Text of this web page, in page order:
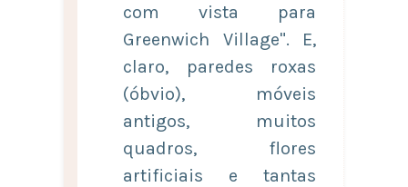
com vista para
Greenwich Village". E,
claro, paredes roxas
(óbvio), móveis
antigos, muitos
quadros, flores
artificiais e tantas